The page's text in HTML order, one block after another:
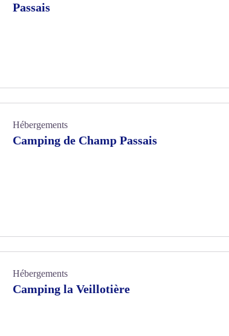
Passais
Hébergements
Camping de Champ Passais
Hébergements
Camping la Veillotière